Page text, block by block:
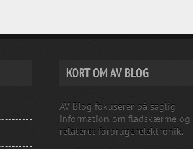
KORT OM AV BLOG
AV Blog fokuserer på saglig
information om fladskærme og
relateret forbrugerelektronik.